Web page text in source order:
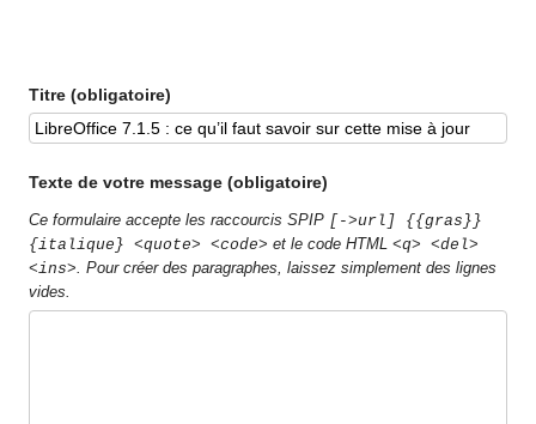
Titre (obligatoire)
Texte de votre message (obligatoire)
Ce formulaire accepte les raccourcis SPIP [->url] {{gras}}
{italique} <quote> <code> et le code HTML<q> <del>
<ins> . Pour créer des paragraphes, laissez simplement des lignes
vides.